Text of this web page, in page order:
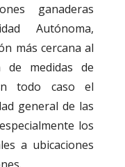
ganaderas
Autónoma,
más cercana al
de medidas de
todo caso el
general de las
los
a ubicaciones